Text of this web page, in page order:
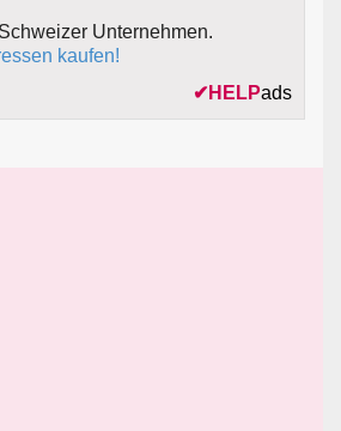
Unternehmen.
kaufen!
✔ HELPads